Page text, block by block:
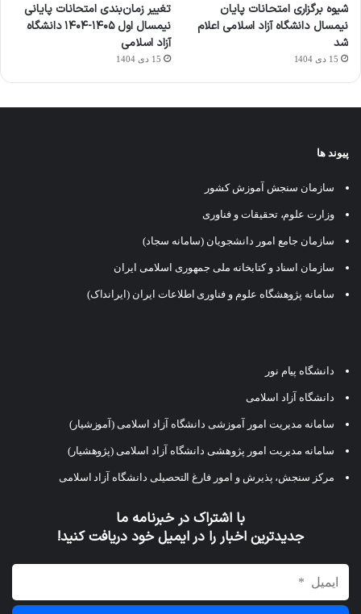
شیوه برگزاری امتحانات پایان
نیمسال دانشگاه آزاد اسلامی اعلام
شد
15 دی 1404
تغییر زمان‌بندی امتحانات پایانی
نیمسال اول ۱۴۰۵-۱۴۰۴ دانشگاه
آزاد اسلامی
15 دی 1404
پیوند ها
سازمان سنجش آموزش کشور
وزارت علوم، تحقیقات و فناوری
سازمان جامع امور دانشجویان (سامانه سجاد)
سازمان اسناد و کتابخانه ملی جمهوری اسلامی ایران
سامانه پژوهشگاه علوم و فناوری اطلاعات ایران (ایرانداک)
دانشگاه پیام نور
دانشگاه آزاد اسلامی
سامانه مدیریت امور آموزشی دانشگاه آزاد اسلامی (آموزشیار)
سامانه مدیریت امور پژوهشی دانشگاه آزاد اسلامی (پژوهشیار)
مرکز سنجش، پذیرش و امور فارغ التحصیلی دانشگاه آزاد اسلامی
با اشتراک در خبرنامه ما
جدیدترین اخبار را در ایمیل خود دریافت کنید!